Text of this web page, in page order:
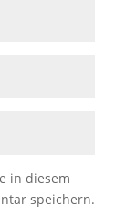
in diesem
speichern.